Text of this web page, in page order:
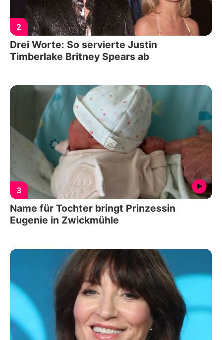
2
Drei Worte: So servierte Justin
Timberlake Britney Spears ab
3
Name für Tochter bringt Prinzessin
Eugenie in Zwickmühle